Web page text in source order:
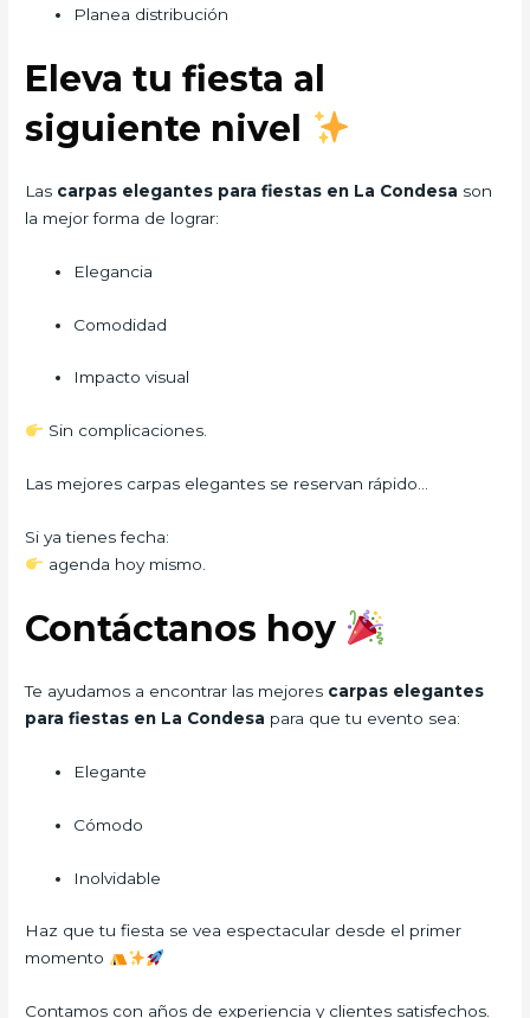
Planea distribución
Eleva tu fiesta al
siguiente nivel
Las carpas elegantes para fiestas en La Condesa son
la mejor forma de lograr:
Elegancia
Comodidad
Impacto visual
Sin complicaciones.
Las mejores carpas elegantes se reservan rápido…
Si ya tienes fecha:
agenda hoy mismo.
Contáctanos hoy
Te ayudamos a encontrar las mejores carpas elegantes
para fiestas en La Condesa para que tu evento sea:
Elegante
Cómodo
Inolvidable
Haz que tu fiesta se vea espectacular desde el primer
momento
Contamos con años de experiencia y clientes satisfechos.